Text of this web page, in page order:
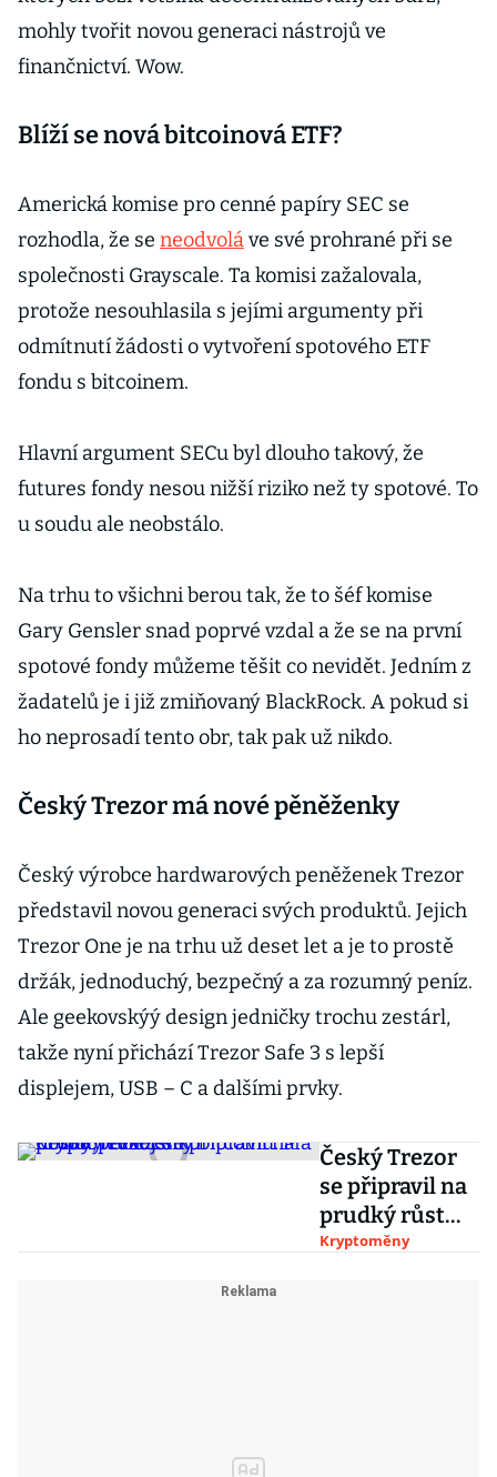
mohly tvořit novou generaci nástrojů ve
finančnictví. Wow.
Blíží se nová bitcoinová ETF?
Americká komise pro cenné papíry SEC se
rozhodla, že se neodvoláve své prohrané při se
společnosti Grayscale. Ta komisi zažalovala,
protože nesouhlasila s jejími argumenty při
odmítnutí žádosti o vytvoření spotového ETF
fondu s bitcoinem.
Hlavní argument SECu byl dlouho takový, že
futures fondy nesou nižší riziko než ty spotové. To
u soudu ale neobstálo.
Na trhu to všichni berou tak, že to šéf komise
Gary Gensler snad poprvé vzdal a že se na první
spotové fondy můžeme těšit co nevidět. Jedním z
žadatelů je i již zmiňovaný BlackRock. A pokud si
ho neprosadí tento obr, tak pak už nikdo.
Český Trezor má nové pěněženky
Český výrobce hardwarových peněženek Trezor
představil novou generaci svých produktů. Jejich
Trezor One je na trhu už deset let a je to prostě
držák, jednoduchý, bezpečný a za rozumný peníz.
Ale geekovskýý design jedničky trochu zestárl,
takže nyní přichází Trezor Safe 3 s lepší
displejem, USB – C a dalšími prvky.
Český Trezor
se připravil na
prudký růst
ceny bitcoinu.
Kryptoměny